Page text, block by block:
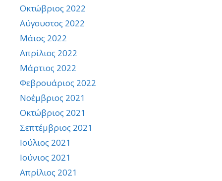
Οκτώβριος 2022
Αύγουστος 2022
Μάιος 2022
Απρίλιος 2022
Μάρτιος 2022
Φεβρουάριος 2022
Νοέμβριος 2021
Οκτώβριος 2021
Σεπτέμβριος 2021
Ιούλιος 2021
Ιούνιος 2021
Απρίλιος 2021